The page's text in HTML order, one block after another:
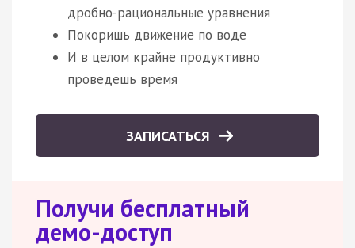
дробно-рациональные уравнения
Покоришь движение по воде
И в целом крайне продуктивно
проведешь время
ЗАПИСАТЬСЯ
Получи бесплатный
демо-доступ